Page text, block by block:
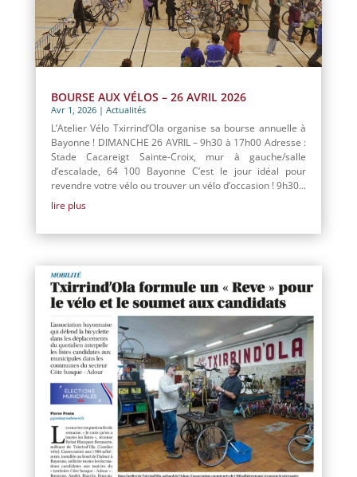
BOURSE AUX VÉLOS – 26 AVRIL 2026
Avr 1, 2026| Actualités
L’Atelier Vélo Txirrind’Ola organise sa bourse annuelle à
Bayonne ! DIMANCHE 26 AVRIL – 9h30 à 17h00 Adresse :
Stade Cacareigt Sainte-Croix, mur à gauche/salle
d’escalade, 64 100 Bayonne C’est le jour idéal pour
revendre votre vélo ou trouver un vélo d’occasion ! 9h30...
lire plus